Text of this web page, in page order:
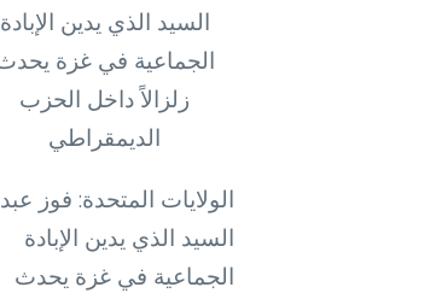
الولايات المتحدة: فوز عبد
السيد الذي يدين الإبادة
الجماعية في غزة يحدث